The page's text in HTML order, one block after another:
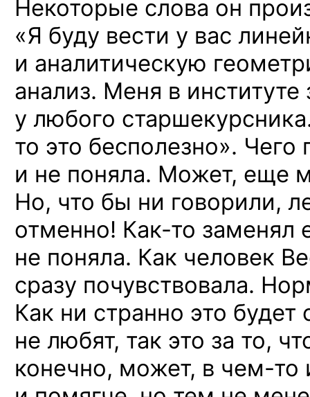
Некоторые слова он
«Я буду вести у вас
и аналитическую
анализ. Меня в
у любого
то это бесполезно». Чего
и не поняла. Может, еще
Но, что бы ни говорили,
отменно! Как-то заменял
не поняла. Как человек
сразу почувствовала.
Как ни странно это
не любят, так это за то,
конечно, может, в чем-то